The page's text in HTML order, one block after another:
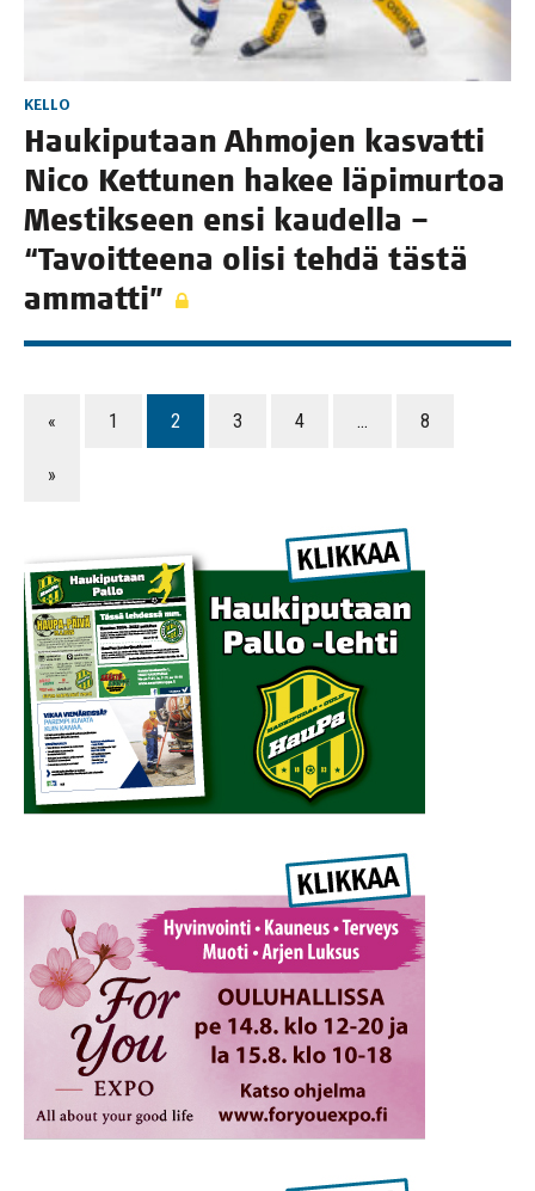
KELLO
Hau­ki­pu­taan Ahmo­jen kas­vat­ti
Nico Ket­tu­nen hakee läpi­mur­toa
Mes­tik­seen ensi kau­del­la –
“Tavoit­tee­na oli­si teh­dä täs­tä
ammatti”
« 1 2 3 4 … 8
»